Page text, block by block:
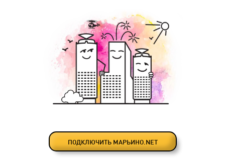
ПОДКЛЮЧИТЬ МАРЬИНО.NET